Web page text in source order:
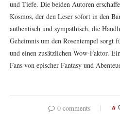
und Tiefe. Die beiden Autoren
Kosmos, der den Leser sofort in den
authentisch und sympathisch, die
Geheimnis um den Rosentempel sorgt
und einen zusätzlichen Wow-Faktor.
Fans von epischer Fantasy und
0 comments 0